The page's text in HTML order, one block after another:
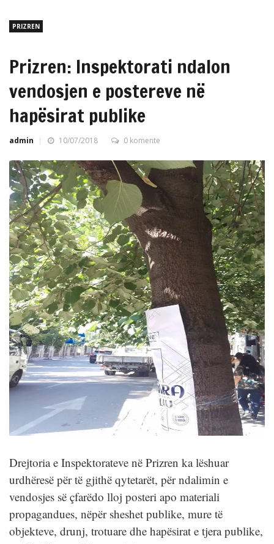
PRIZREN
Prizren: Inspektorati ndalon
vendosjen e postereve në
hapësirat publike
admin 10/07/2018 0 komente
Drejtoria e Inspektorateve në Prizren ka lëshuar
urdhëresë për të gjithë qytetarët, për ndalimin e
vendosjes së çfarëdo lloj posteri apo materiali
propagandues, nëpër sheshet publike, mure të
objekteve, drunj, trotuare dhe hapësirat e tjera publike,